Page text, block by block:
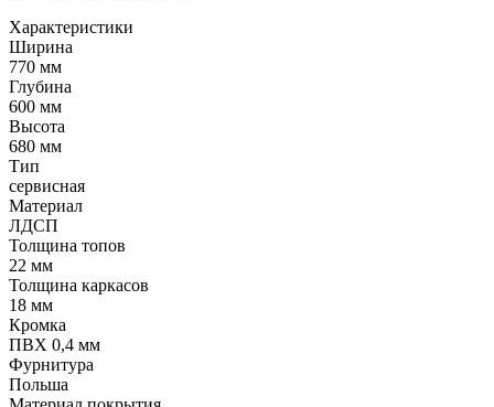
Характеристики
Ширина
770 мм
Глубина
600 мм
Высота
680 мм
Тип
сервисная
Материал
ЛДСП
Толщина топов
22 мм
Толщина каркасов
18 мм
Кромка
ПВХ 0,4 мм
Фурнитура
Польша